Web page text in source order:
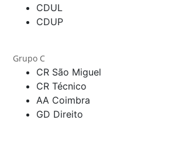
CDUL
CDUP
Grupo C
CR São Miguel
CR Técnico
AA Coimbra
GD Direito